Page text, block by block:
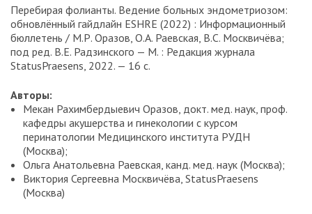
Перебирая фолианты. Ведение больных эндометриозом:
обновлённый гайдлайн ESHRE (2022) : Информационный
бюллетень / М.Р. Оразов, О.А. Раевская, В.С. Москвичёва;
под ред. В.Е. Радзинского — М. : Редакция журнала
StatusPraesens, 2022. — 16 с.
Авторы:
Мекан Рахимбердыевич Оразов, докт. мед. наук, проф.
кафедры акушерства и гинекологии с курсом
перинатологии Медицинского института РУДН
(Москва);
Ольга Анатольевна Раевская, канд. мед. наук (Москва);
Виктория Сергеевна Москвичёва, StatusPraesens
(Москва)